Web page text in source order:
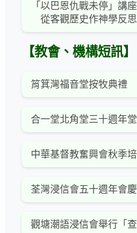
「以巴恩仇戰未停」講座
從客觀歷史作神學反思
【教會、機構短訊】
筲箕灣福音堂按牧典禮
合一堂北角堂三十週年
中華基督教奮興會秋季
荃灣浸信會五十週年會
觀塘潮語浸信會舉行「查